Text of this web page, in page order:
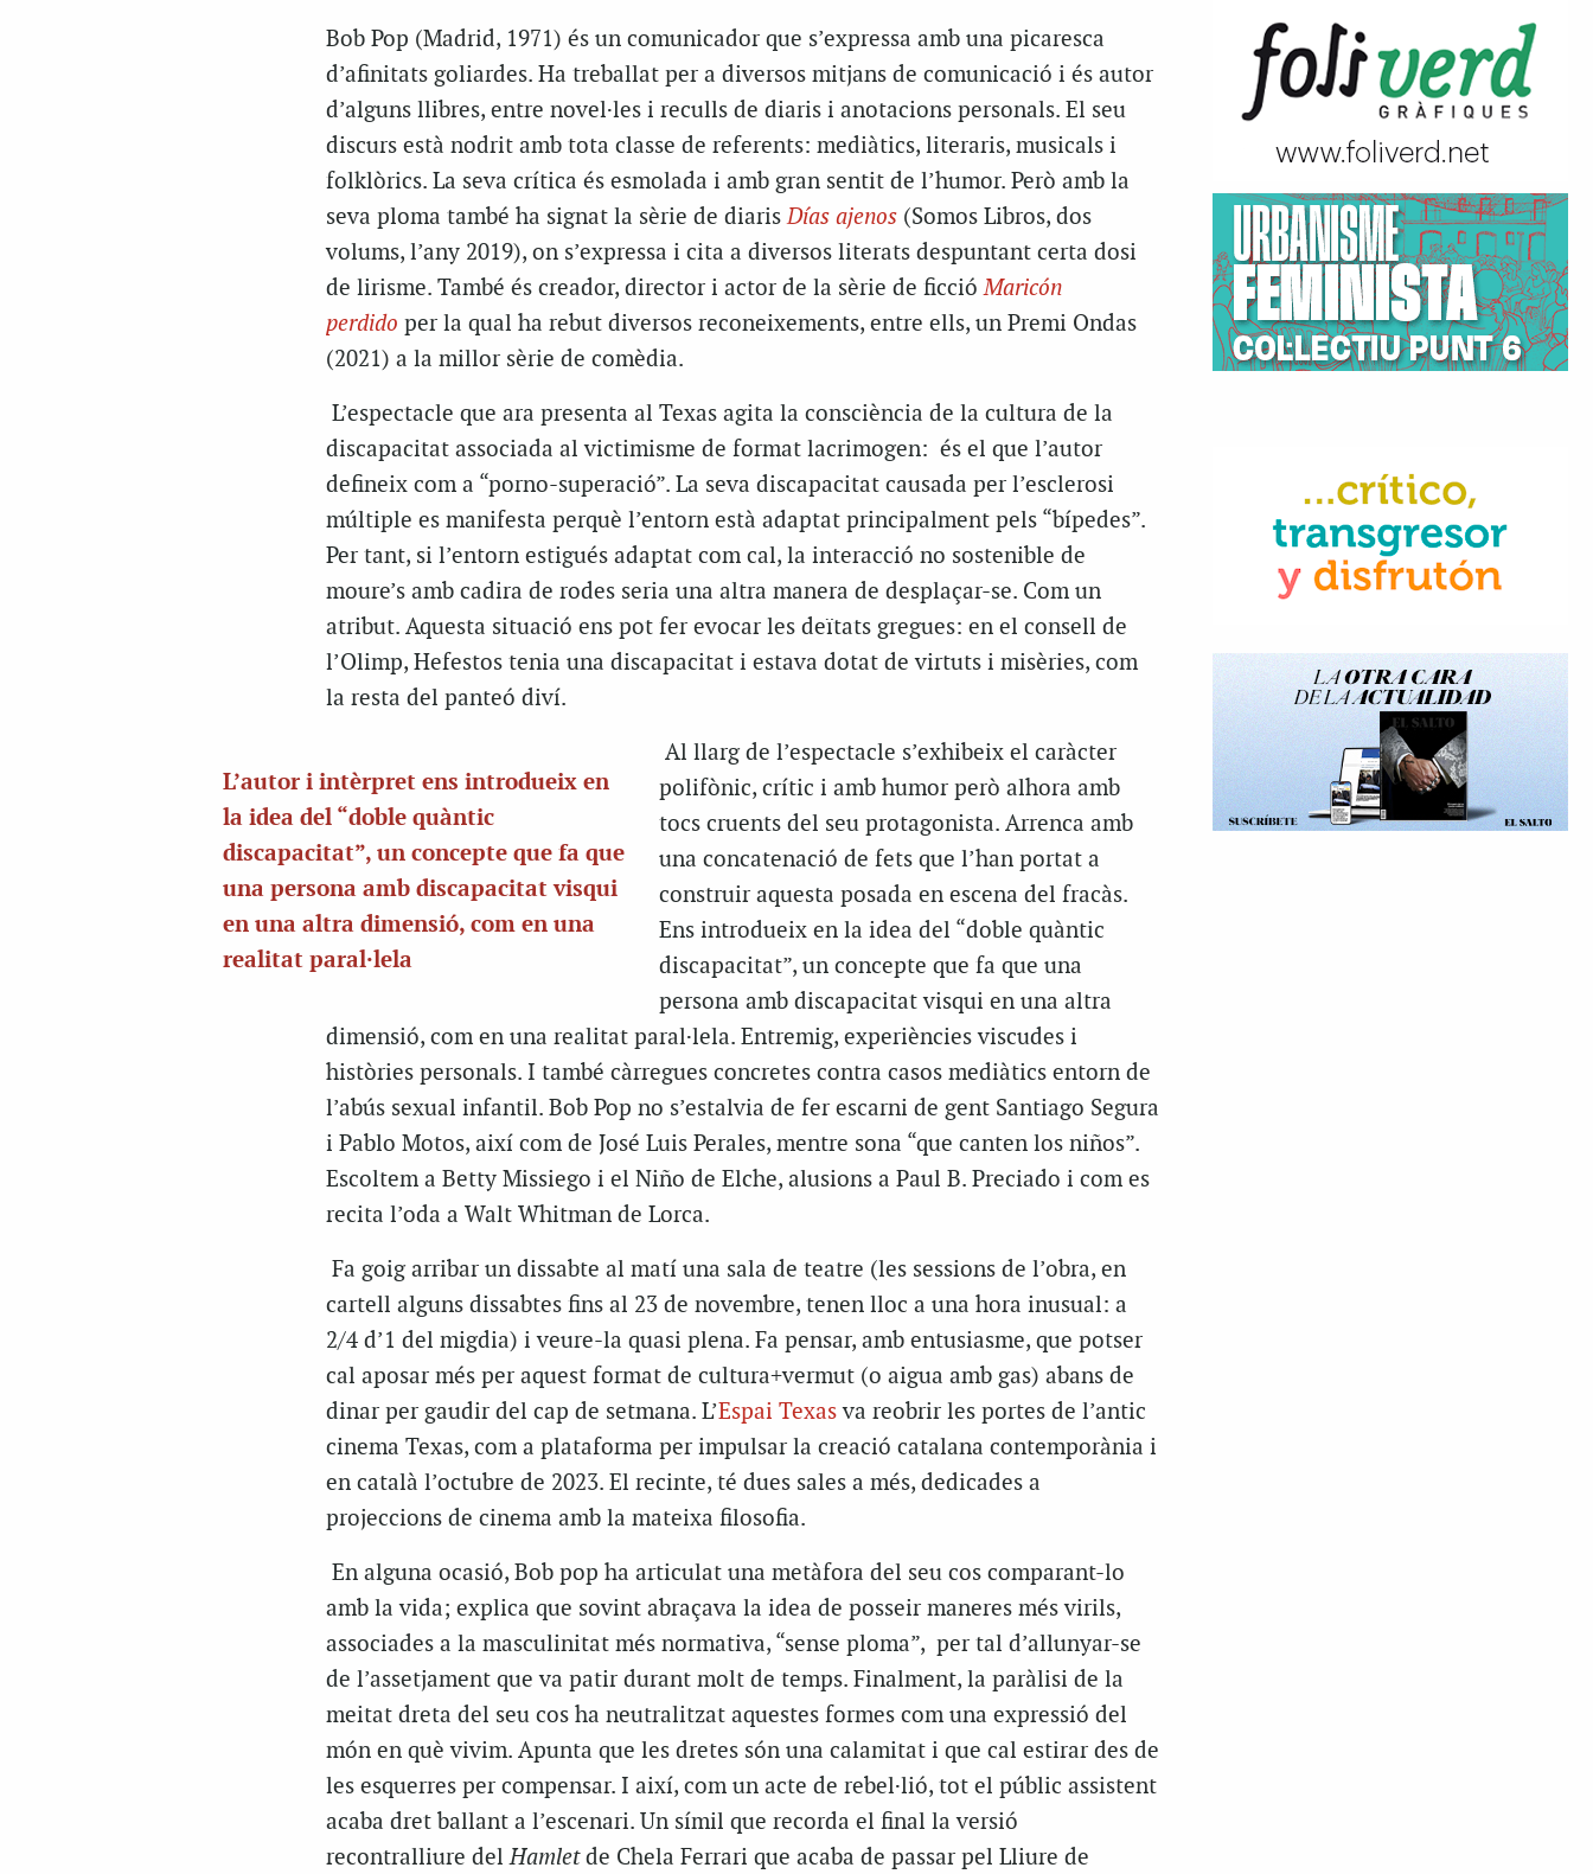
Bob Pop (Madrid, 1971) és un comunicador que s’expressa amb una picaresca
d’afinitats goliardes. Ha treballat per a diversos mitjans de comunicació i és autor
d’alguns llibres, entre novel·les i reculls de diaris i anotacions personals. El seu
discurs està nodrit amb tota classe de referents: mediàtics, literaris, musicals i
folklòrics. La seva crítica és esmolada i amb gran sentit de l’humor. Però amb la
seva ploma també ha signat la sèrie de diarisDías ajenos(Somos Libros, dos
volums, l’any 2019), on s’expressa i cita a diversos literats despuntant certa dosi
de lirisme. També és creador, director i actor de la sèrie de ficcióMaricón
perdido per la qual ha rebut diversos reconeixements, entre ells, un Premi Ondas
(2021) a la millor sèrie de comèdia.
L’espectacle que ara presenta al Texas agita la consciència de la cultura de la
discapacitat associada al victimisme de format lacrimogen: és el que l’autor
defineix com a “porno-superació”. La seva discapacitat causada per l’esclerosi
múltiple es manifesta perquè l’entorn està adaptat principalment pels “bípedes”.
Per tant, si l’entorn estigués adaptat com cal, la interacció no sostenible de
moure’s amb cadira de rodes seria una altra manera de desplaçar-se. Com un
atribut. Aquesta situació ens pot fer evocar les deïtats gregues: en el consell de
l’Olimp, Hefestos tenia una discapacitat i estava dotat de virtuts i misèries, com
la resta del panteó diví.
L’autor i intèrpret ens introdueix en
la idea del “doble quàntic
discapacitat”, un concepte que fa que
una persona amb discapacitat visqui
en una altra dimensió, com en una
realitat paral·lela
Al llarg de l’espectacle s’exhibeix el caràcter
polifònic, crític i amb humor però alhora amb
tocs cruents del seu protagonista. Arrenca amb
una concatenació de fets que l’han portat a
construir aquesta posada en escena del fracàs.
Ens introdueix en la idea del “doble quàntic
discapacitat”, un concepte que fa que una
persona amb discapacitat visqui en una altra
dimensió, com en una realitat paral·lela. Entremig, experiències viscudes i
històries personals. I també càrregues concretes contra casos mediàtics entorn de
l’abús sexual infantil. Bob Pop no s’estalvia de fer escarni de gent Santiago Segura
i Pablo Motos, així com de José Luis Perales, mentre sona “que canten los niños”.
Escoltem a Betty Missiego i el Niño de Elche, alusions a Paul B. Preciado i com es
recita l’oda a Walt Whitman de Lorca.
Fa goig arribar un dissabte al matí una sala de teatre (les sessions de l’obra, en
cartell alguns dissabtes fins al 23 de novembre, tenen lloc a una hora inusual: a
2/4 d’1 del migdia) i veure-la quasi plena. Fa pensar, amb entusiasme, que potser
cal aposar més per aquest format de cultura+vermut (o aigua amb gas) abans de
dinar per gaudir del cap de setmana. L’Espai Texasva reobrir les portes de l’antic
cinema Texas, com a plataforma per impulsar la creació catalana contemporània i
en català l’octubre de 2023. El recinte, té dues sales a més, dedicades a
projeccions de cinema amb la mateixa filosofia.
En alguna ocasió, Bob pop ha articulat una metàfora del seu cos comparant-lo
amb la vida; explica que sovint abraçava la idea de posseir maneres més virils,
associades a la masculinitat més normativa, “sense ploma”, per tal d’allunyar-se
de l’assetjament que va patir durant molt de temps. Finalment, la paràlisi de la
meitat dreta del seu cos ha neutralitzat aquestes formes com una expressió del
món en què vivim. Apunta que les dretes són una calamitat i que cal estirar des de
les esquerres per compensar. I així, com un acte de rebel·lió, tot el públic assistent
acaba dret ballant a l’escenari. Un símil que recorda el final la versió
recontralliure delHamletde Chela Ferrari que acaba de passar pel Lliure de